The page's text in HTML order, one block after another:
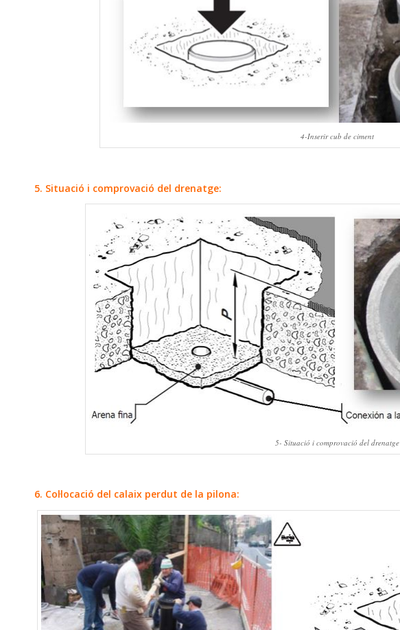
4-Inserir cub de ciment
5. Situació i comprovació del drenatge:
5- Situació i comprovació del drenatge
6. Col·locació del calaix perdut de la pilona: